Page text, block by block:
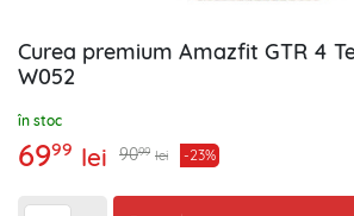
Curea premium Amazfit GTR 4
W052
în stoc
6999 lei 9099 lei -23%